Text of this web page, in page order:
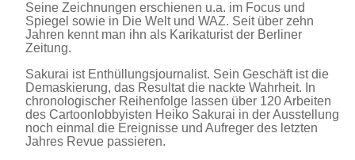
Seine Zeichnungen erschienen u.a. im Focus und
Spiegel sowie in Die Welt und WAZ. Seit über zehn
Jahren kennt man ihn als Karikaturist der Berliner
Zeitung.
Sakurai ist Enthüllungsjournalist. Sein Geschäft ist die
Demaskierung, das Resultat die nackte Wahrheit. In
chronologischer Reihenfolge lassen über 120 Arbeiten
des Cartoonlobbyisten Heiko Sakurai in der Ausstellung
noch einmal die Ereignisse und Aufreger des letzten
Jahres Revue passieren.